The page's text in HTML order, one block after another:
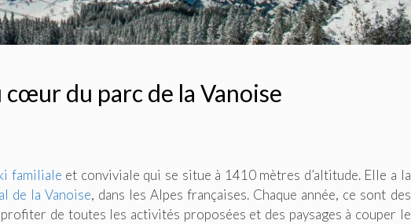
cœur du parc de la Vanoise
familiale et conviviale qui se situe à 1410 mètres d’altitude. Elle a la
de la Vanoise, dans les Alpes françaises. Chaque année, ce sont des
de toutes les activités proposées et des paysages à couper le